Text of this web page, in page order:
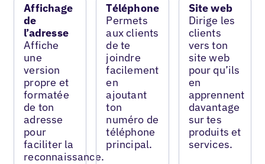
Affichage
de
l’adresse
Affiche
une
version
propre et
formatée
de ton
adresse
pour
faciliter la
reconnaissance.
Téléphone
Permets
aux clients
de te
joindre
facilement
en
ajoutant
ton
numéro de
téléphone
principal.
Site web
Dirige les
clients
vers ton
site web
pour qu’ils
en
apprennent
davantage
sur tes
produits et
services.